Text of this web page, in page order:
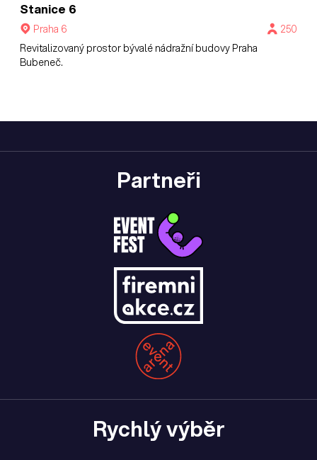
Stanice 6
Praha 6
250
Revitalizovaný prostor bývalé nádražní budovy Praha
Bubeneč.
Partneři
Rychlý výběr